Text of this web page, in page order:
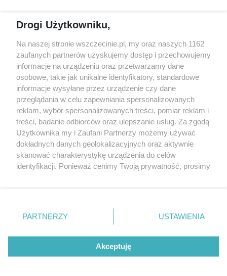
Warsztaty
Jarmarki, festyny, pchle
targi
Wernisaże
Więcej
Reklama
Redakcja
Specjalny koncert z okazji
20. urodzin portalu
wSzczecinie.pl
Regulamin konkursów
śniadaniówka "Hej
Szczecin! Jest piątek!"
the:protocol
Drogi Użytkowniku,
Na naszej stronie wszczecinie.pl, my oraz naszych 1162
zaufanych partnerów uzyskujemy dostęp i przechowujemy
informacje na urządzeniu oraz przetwarzamy dane
osobowe, takie jak unikalne identyfikatory, standardowe
informacje wysyłane przez urządzenie czy dane
przeglądania w celu zapewniania spersonalizowanych
reklam, wybór spersonalizowanych treści, pomiar reklam i
treści, badanie odbiorców oraz ulepszanie usług. Za zgodą
Użytkownika my i Zaufani Partnerzy możemy używać
dokładnych danych geolokalizacyjnych oraz aktywnie
skanować charakterystykę urządzenia do celów
identyfikacji. Ponieważ cenimy Twoją prywatność, prosimy
prywatności znajdujący się w lewym dolnym rogu strony
. Niektóre rodzaje przetwarzania danych nie wymagają
takiemu przetwarzaniu. Preferencje będą miały
zastosowania tylko na tej witrynie.
PARTNERZY USTAWIENIA
Akceptuję